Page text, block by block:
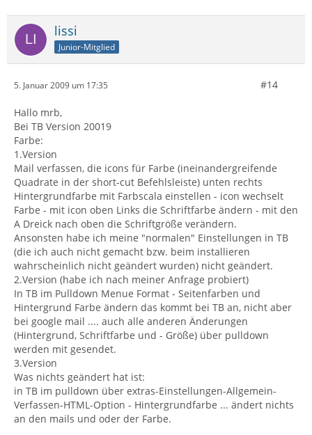
lissi
Junior-Mitglied
5. Januar 2009 um 17:35 #14
Hallo mrb,
Bei TB Version 20019
Farbe:
1.Version
Mail verfassen, die icons für Farbe (ineinandergreifende
Quadrate in der short-cut Befehlsleiste) unten rechts
Hintergrundfarbe mit Farbscala einstellen - icon wechselt
Farbe - mit icon oben Links die Schriftfarbe ändern - mit den
A Dreick nach oben die Schriftgröße verändern.
Ansonsten habe ich meine "normalen" Einstellungen in TB
(die ich auch nicht gemacht bzw. beim installieren
wahrscheinlich nicht geändert wurden) nicht geändert.
2.Version (habe ich nach meiner Anfrage probiert)
In TB im Pulldown Menue Format - Seitenfarben und
Hintergrund Farbe ändern das kommt bei TB an, nicht aber
bei google mail .... auch alle anderen Änderungen
(Hintergrund, Schriftfarbe und - Größe) über pulldown
werden mit gesendet.
3.Version
Was nichts geändert hat ist:
in TB im pulldown über extras-Einstellungen-Allgemein-
Verfassen-HTML-Option - Hintergrundfarbe ... ändert nichts
an den mails und oder der Farbe.